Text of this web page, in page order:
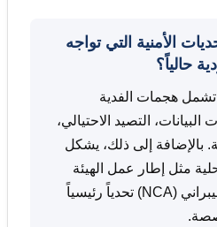
الأمنية التي تواجه
حالياً؟
تشمل هجمات الفدية
البيانات، التصيد الاحتيالي،
بالإضافة إلى ذلك، يشكل
مثل إطار عمل الهيئة
الوطنية للأمن السيبراني (NCA) تحدياً رئيسياً